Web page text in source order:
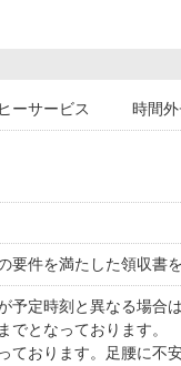
ーサービス 時間
要件を満たした領収書
予定時刻と異なる場合
でとなっております。
ております。足腰に不